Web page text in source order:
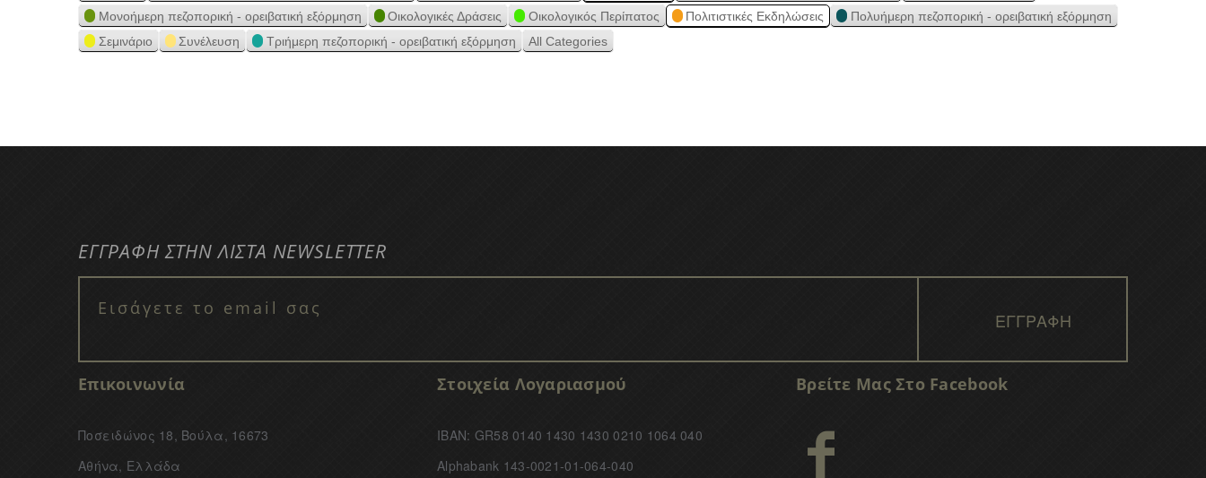
Μονοήμερη πεζοπορική - ορειβατική εξόρμηση
Οικολογικές Δράσεις Οικολογικός Περίπατος Πολιτιστικές Εκδηλώσεις
Πολυήμερη πεζοπορική - ορειβατική εξόρμηση
Σεμινάριο
Συνέλευση Τριήμερη πεζοπορική - ορειβατική εξόρμηση All Categories
ΕΓΓΡΑΦΗ ΣΤΗΝ ΛΙΣΤΑ NEWSLETTER
Επικοινωνία
Ποσειδώνος 18, Βούλα, 16673
Αθήνα, Ελλάδα
Στοιχεία Λογαριασμού
IBAN: GR58 0140 1430 1430 0210 1064 040
Alphabank 143-0021-01-064-040
Βρείτε Μας Στο Facebook